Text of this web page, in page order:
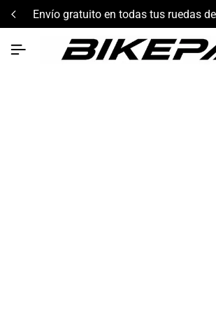
envío gratuito en todas tus ruedas